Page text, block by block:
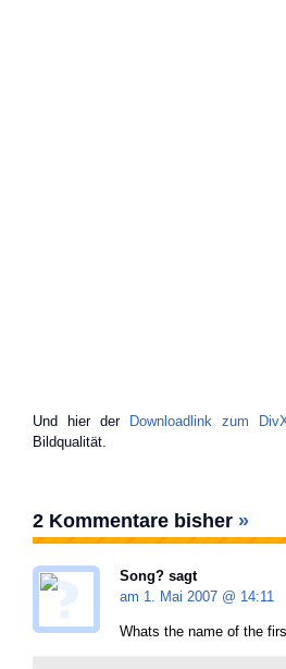
Und hier der Downloadlink zum
Bildqualität.
2 Kommentare bisher »
Song? sagt
am 1. Mai 2007 @ 14:11
Whats the name of the